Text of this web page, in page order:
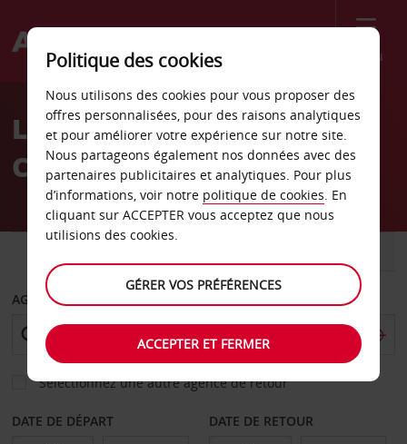
Menu
Welcome
AvisLocation de voiture
Civitavecchia
AGENCE DE DÉPART
Sélectionnez une autre agence de retour
DATE DE DÉPART DATE DE RETOUR
Politique des cookies
Nous utilisons des cookies pour vous proposer des
offres personnalisées, pour des raisons analytiques
et pour améliorer votre expérience sur notre site.
Nous partageons également nos données avec des
partenaires publicitaires et analytiques. Pour plus
d’informations, voir notre politique de cookies. En
cliquant sur ACCEPTER vous acceptez que nous
utilisions des cookies.
GÉRER VOS PRÉFÉRENCES
ACCEPTER ET FERMER